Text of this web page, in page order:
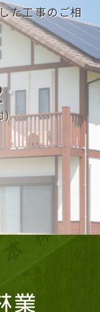
た工事のご相
)